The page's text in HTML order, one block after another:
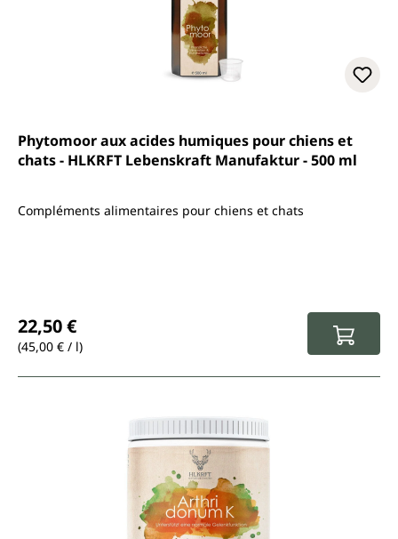
Phytomoor aux acides humiques pour chiens et
chats - HLKRFT Lebenskraft Manufaktur - 500 ml
Compléments alimentaires pour chiens et chats
22,50 €
(45,00 € / l)